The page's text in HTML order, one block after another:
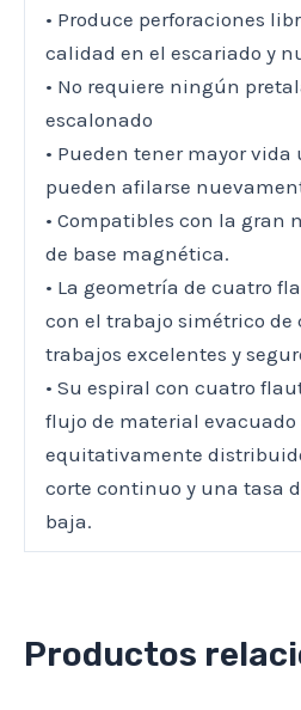
• Produce perforaciones
calidad en el escariado y
• No requiere ningún
escalonado
• Pueden tener mayor
pueden afilarse
• Compatibles con la gran
de base magnética.
• La geometría de cuatro
con el trabajo simétrico de
trabajos excelentes y
• Su espiral con cuatro
flujo de material evacuado
equitativamente
corte continuo y una tasa
baja.
Productos